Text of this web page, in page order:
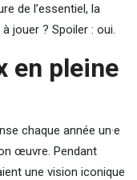
de l’essentiel, la
jouer ? Spoiler : oui.
en pleine
chaque année un·e
œuvre. Pendant
une vision iconique